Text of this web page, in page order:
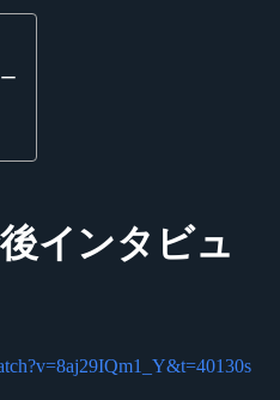
インタビュ